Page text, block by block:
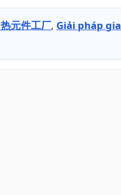
元件工厂, Giải pháp gia